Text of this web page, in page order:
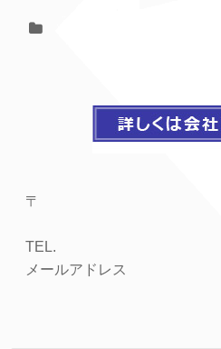
〒
TEL.
メールアドレス